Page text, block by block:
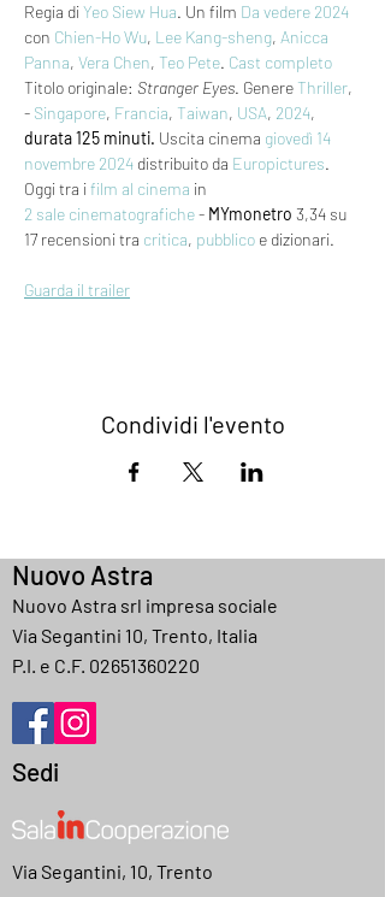
Regia di Yeo Siew Hua. Un film Da vedere 2024
con Chien-Ho Wu, Lee Kang-sheng, Anicca
Panna, Vera Chen, Teo Pete. Cast completo
Titolo originale: Stranger Eyes. Genere Thriller,
- Singapore, Francia, Taiwan, USA, 2024,
durata 125 minuti. Uscita cinema giovedì 14
novembre 2024 distribuito da Europictures.
Oggi tra i film al cinema in
2 sale cinematografiche - MYmonetro 3,34 su
17 recensioni tra critica, pubblico e dizionari.
Guarda il trailer
Condividi l'evento
Nuovo Astra
Nuovo Astra srl impresa sociale
Via Segantini 10, Trento, Italia
P.I. e C.F. 02651360220
Sedi
Via Segantini, 10, Trento